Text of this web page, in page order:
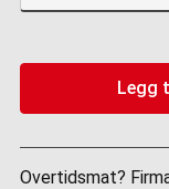
Legg
Overtidsmat?